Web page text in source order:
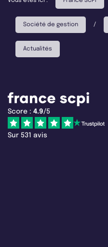
Société de gestion /
Actualités
Score : 4.9/5
Sur 531 avis